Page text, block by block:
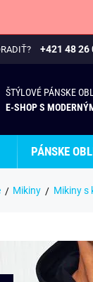
+421 48 26
ŠTÝLOVÉ PÁNSKE
E-SHOP S
PÁNSKE
Mikiny Mikiny s